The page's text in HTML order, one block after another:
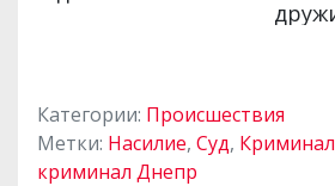
Категории: Происшествия
Метки: Насилие, Суд, Криминал
криминал Днепр